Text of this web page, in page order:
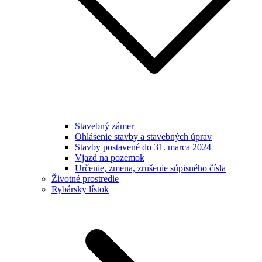
Stavebný zámer
Ohlásenie stavby a stavebných úprav
Stavby postavené do 31. marca 2024
Vjazd na pozemok
Určenie, zmena, zrušenie súpisného čísla
Životné prostredie
Rybársky lístok